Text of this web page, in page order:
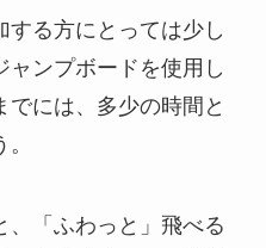
する方にとっては少し
ンプボードを使用し
には、多少の時間と
、「ふわっと」飛べる